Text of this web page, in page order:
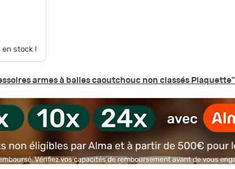
en stock !
armes à balles caoutchouc non classés Plaquette"